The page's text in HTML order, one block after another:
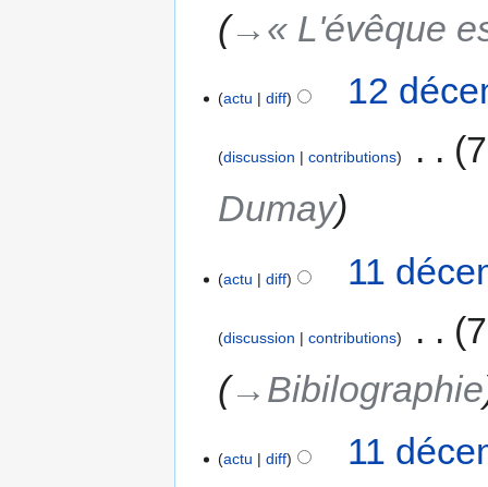
→‎« L'évêque
actu diff 12
discussion contributions
Dumay
actu diff 11
discussion contributions
→‎Bibilographie
actu diff 11